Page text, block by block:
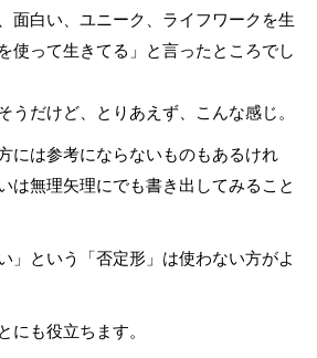
面白い、ユニーク、ライフワークを生
使って生きてる」と言ったところでし
うだけど、とりあえず、こんな感じ。
には参考にならないものもあるけれ
は無理矢理にでも書き出してみること
」という「否定形」は使わない方がよ
にも役立ちます。